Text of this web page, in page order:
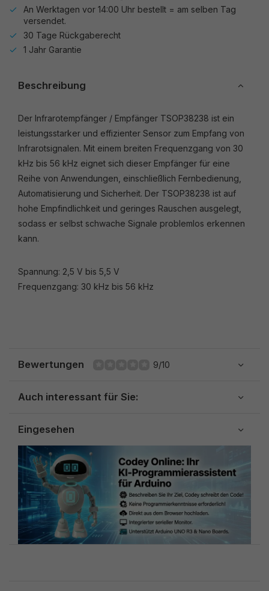
An Werktagen vor 14:00 Uhr bestellt = am selben Tag
versendet.
30 Tage Rückgaberecht
1 Jahr Garantie
Beschreibung
Der Infrarotempfänger / Empfänger TSOP38238 ist ein
leistungsstarker und effizienter Sensor zum Empfang von
Infrarotsignalen. Mit einem breiten Frequenzgang von 30
kHz bis 56 kHz eignet sich dieser Empfänger für eine
Reihe von Anwendungen, einschließlich Fernbedienung,
Automatisierung und Sicherheit. Der TSOP38238 ist auf
hohe Empfindlichkeit und geringes Rauschen ausgelegt,
sodass er selbst schwache Signale problemlos erkennen
kann.
Spannung: 2,5 V bis 5,5 V
Frequenzgang: 30 kHz bis 56 kHz
Bewertungen 9/10
Auch interessant für Sie:
Eingesehen